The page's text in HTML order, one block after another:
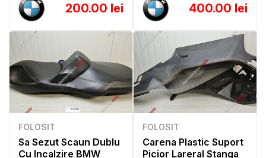
200.00 lei 400.00 lei
FOLOSIT
Sa Sezut Scaun Dublu
Cu Incalzire BMW
FOLOSIT
Carena Plastic Suport
Picior Lareral Stanga